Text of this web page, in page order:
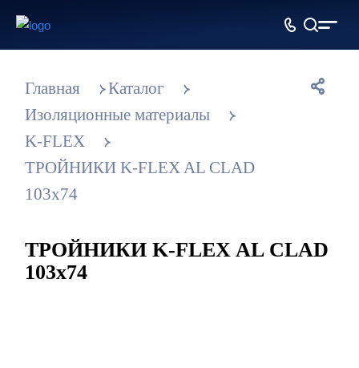
Главная
Каталог
Изоляционные материалы
K-FLEX
ТРОЙНИКИ K-FLEX AL CLAD
103x74
ТРОЙНИКИ K-FLEX AL CLAD
103x74